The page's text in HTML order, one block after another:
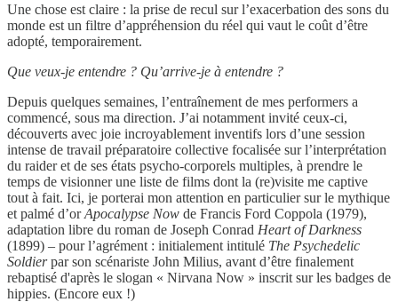
Une chose est claire : la prise de recul sur l’exacerbation des sons du
monde est un filtre d’appréhension du réel qui vaut le coût d’être
adopté, temporairement.
Que veux-je entendre ? Qu’arrive-je à entendre ?
Depuis quelques semaines, l’entraînement de mes performers a
commencé, sous ma direction. J’ai notamment invité ceux-ci,
découverts avec joie incroyablement inventifs lors d’une session
intense de travail préparatoire collective focalisée sur l’interprétation
du raider et de ses états psycho-corporels multiples, à prendre le
temps de visionner une liste de films dont la (re)visite me captive
tout à fait. Ici, je porterai mon attention en particulier sur le mythique
et palmé d’orApocalypse Now de Francis Ford Coppola (1979),
adaptation libre du roman de Joseph Conrad Heart of Darkness
(1899) – pour l’agrément : initialement intitulé The Psychedelic
Soldierpar son scénariste John Milius, avant d’être finalement
rebaptisé d'après le slogan « Nirvana Now » inscrit sur les badges de
hippies. (Encore eux !)